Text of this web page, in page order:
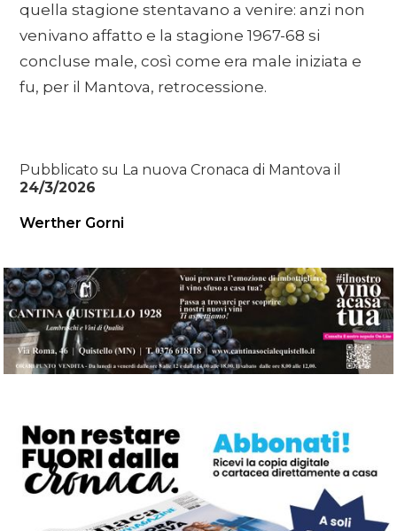
quella stagione stentavano a venire: anzi non
venivano affatto e la stagione 1967-68 si
concluse male, così come era male iniziata e
fu, per il Mantova, retrocessione.
Pubblicato su La nuova Cronaca di Mantova il
24/3/2026
Werther Gorni